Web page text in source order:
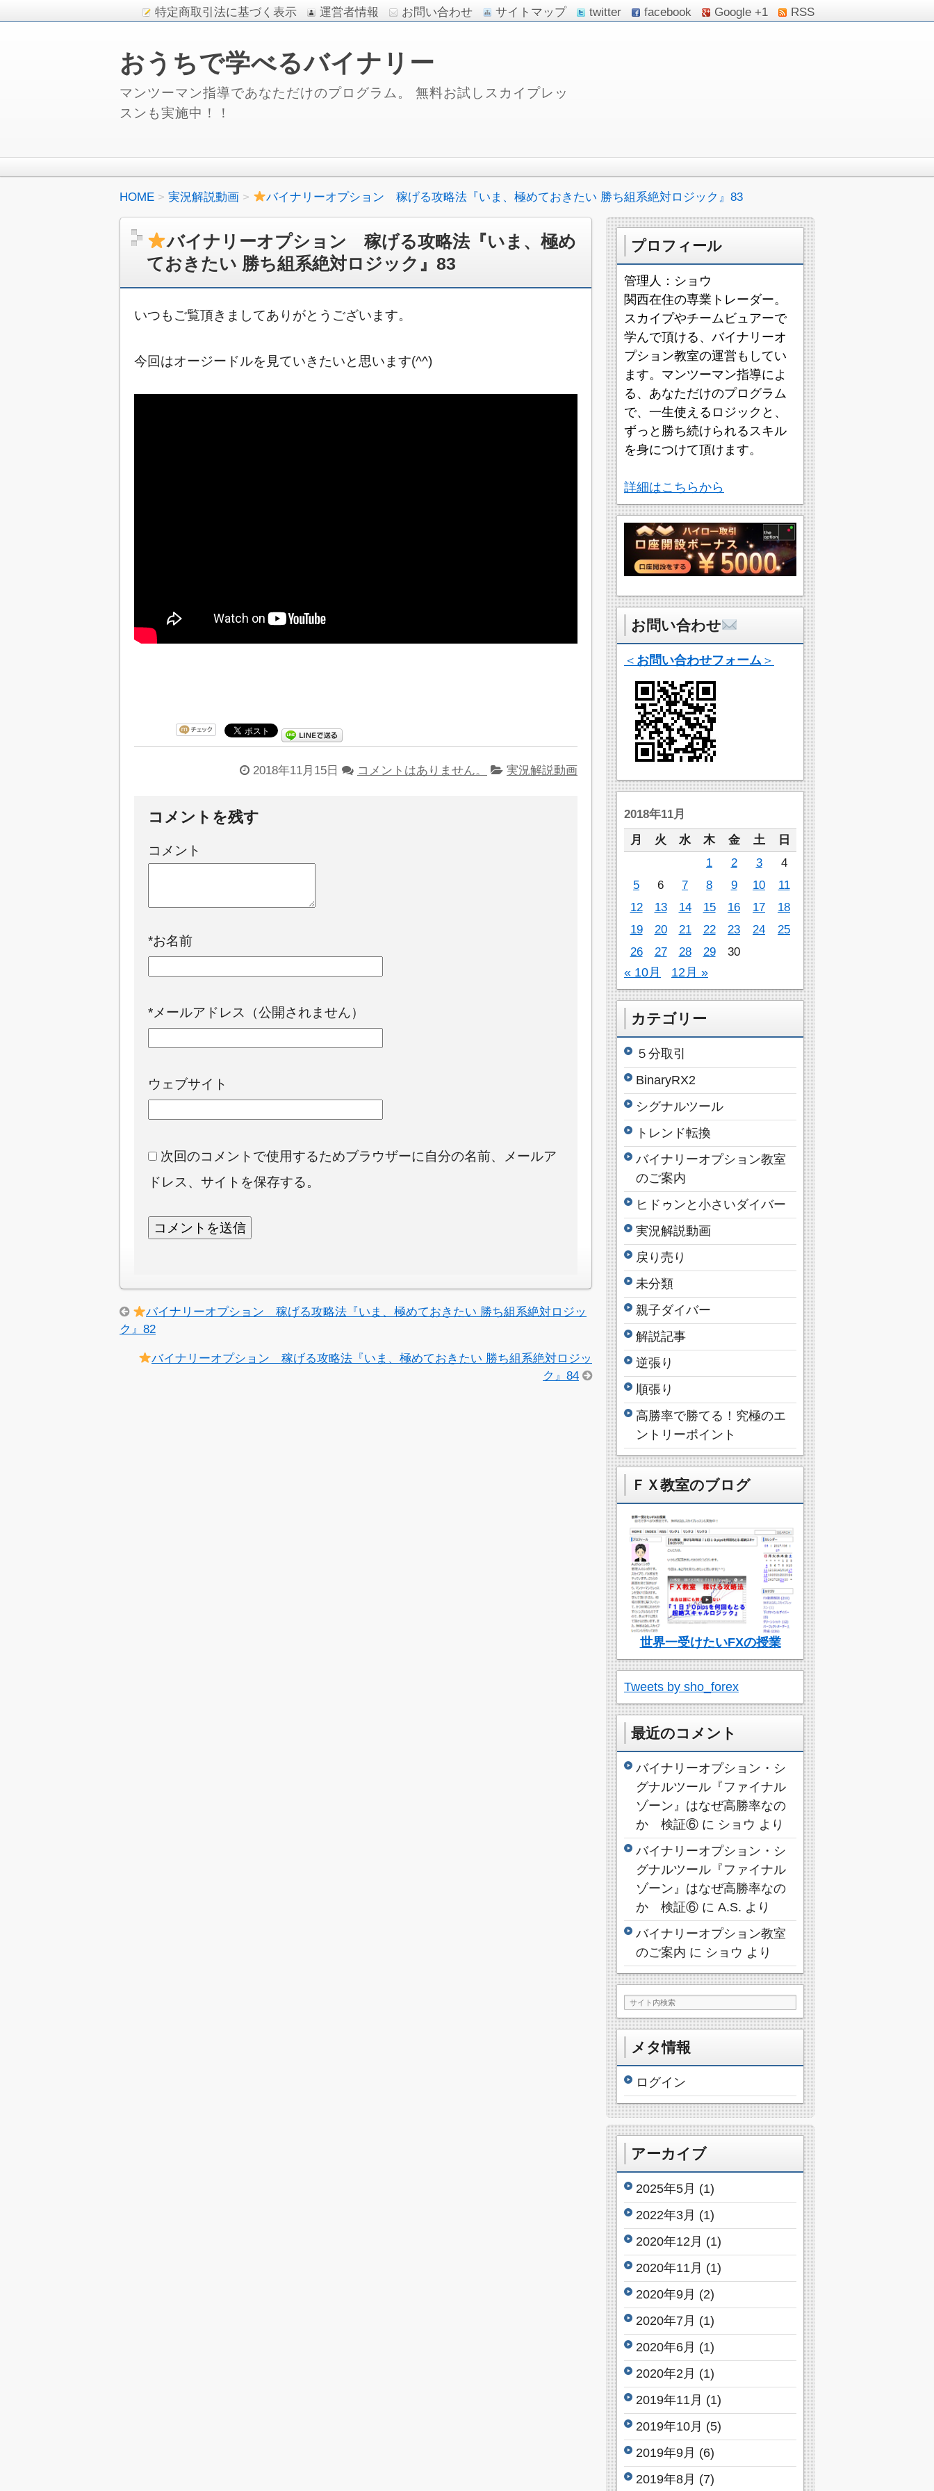
特定商取引法に基づく表示 運営者情報 お問い合わせ サイトマップ twitter facebook Google +1 RSS
おうちで学べるバイナリー
マンツーマン指導であなただけのプログラム。 無料お試しスカイプレッ
スンも実施中！！
HOME 実況解説動画 バイナリーオプション 稼げる攻略法『いま、極めておきたい 勝ち組系絶対ロジック』83
バイナリーオプション 稼げる攻略法『いま、極め
ておきたい 勝ち組系絶対ロジック』83
いつもご覧頂きましてありがとうございます。
今回はオージードルを見ていきたいと思います(^^)
2018年11月15日 コメントはありません。 実況解説動画
コメントを残す
コメント
*お名前
*メールアドレス（公開されません）
ウェブサイト
次回のコメントで使用するためブラウザーに自分の名前、メールア
ドレス、サイトを保存する。
バイナリーオプション 稼げる攻略法『いま、極めておきたい 勝ち組系絶対ロジッ
ク』82
バイナリーオプション 稼げる攻略法『いま、極めておきたい 勝ち組系絶対ロジッ
ク』84
プロフィール
管理人：ショウ
関西在住の専業トレーダー。
スカイプやチームビュアーで
学んで頂ける、バイナリーオ
プション教室の運営もしてい
ます。マンツーマン指導によ
る、あなただけのプログラム
で、一生使えるロジックと、
ずっと勝ち続けられるスキル
を身につけて頂けます。
詳細はこちらから
お問い合わせ
＜ お問い合わせフォーム ＞
2018年11月
月
火 水 木 金 土
日
1
2 3
4
5
6 7 8 9 10
11
12
13 14 15 16 17
18
19
20 21 22 23 24
25
26
27 28 29 30
« 10月 12月 »
カテゴリー
５分取引
BinaryRX2
シグナルツール
トレンド転換
バイナリーオプション教室
のご案内
ヒドゥンと小さいダイバー
実況解説動画
戻り売り
未分類
親子ダイバー
解説記事
逆張り
順張り
高勝率で勝てる！究極のエ
ントリーポイント
ＦＸ教室のブログ
世界一受けたいFXの授業
Tweets by sho_forex
最近のコメント
バイナリーオプション・シ
グナルツール『ファイナル
ゾーン』はなぜ高勝率なの
か 検証⑥ に ショウ より
バイナリーオプション・シ
グナルツール『ファイナル
ゾーン』はなぜ高勝率なの
か 検証⑥ に A.S. より
バイナリーオプション教室
のご案内 に ショウ より
メタ情報
ログイン
アーカイブ
2025年5月 (1)
2022年3月 (1)
2020年12月 (1)
2020年11月 (1)
2020年9月 (2)
2020年7月 (1)
2020年6月 (1)
2020年2月 (1)
2019年11月 (1)
2019年10月 (5)
2019年9月 (6)
2019年8月 (7)